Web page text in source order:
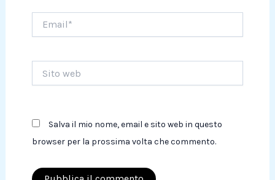
web
Salva il mio nome, email e sito web in questo
browser per la prossima volta che commento.